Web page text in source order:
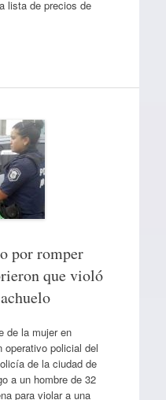
lista de precios de
por romper
que violó
de la mujer en
operativo policial del
de la ciudad de
a un hombre de 32
para violar a una